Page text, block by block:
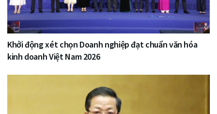
Khởi động xét chọn Doanh nghiệp đạt chuẩn văn hóa
kinh doanh Việt Nam 2026